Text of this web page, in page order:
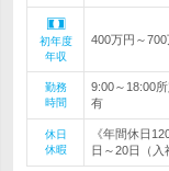
初年度
年収
400万円～700
勤務
時間
9:00～18:00
有
休日
休暇
《年間休日
日～20日（入